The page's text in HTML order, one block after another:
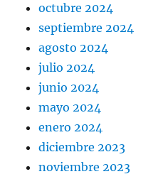
octubre 2024
septiembre 2024
agosto 2024
julio 2024
junio 2024
mayo 2024
enero 2024
diciembre 2023
noviembre 2023